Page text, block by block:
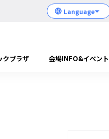
クプラザ 会場INFO&イベント